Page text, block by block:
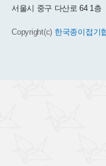
서울시 중구 다산로 64 1
Copyright(c) 한국종이접기